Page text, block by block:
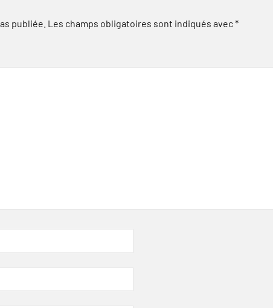
publiée. Les champs obligatoires sont indiqués avec*